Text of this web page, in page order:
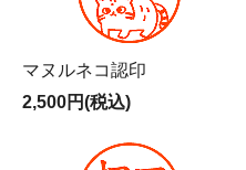
マヌルネコ認印
2,500円(税込)